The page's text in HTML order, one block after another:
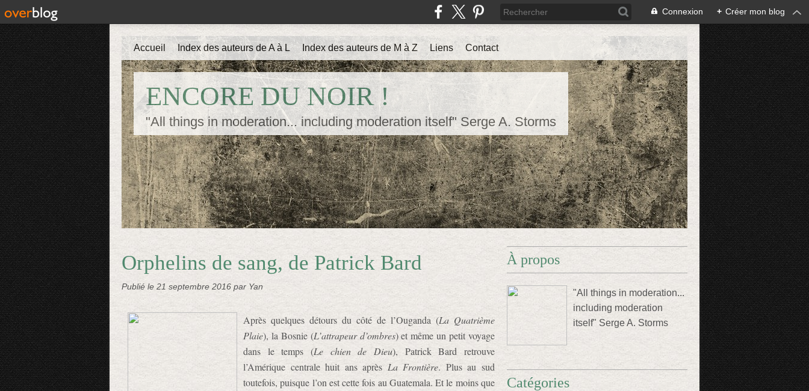
Connexion + Créer mon blog
ENCORE DU NOIR !
"All things in moderation... including moderation itself" Serge A. Storms
Accueil Index des auteurs de A à L Index des auteurs de M à Z Liens Contact
Orphelins de sang, de Patrick Bard
Publié le 21 septembre 2016 par Yan
Après quelques détours du côté de l’Ouganda (La Quatrième
Plaie), la Bosnie (L’attrapeur d’ombres) et même un petit voyage
dans le temps (Le chien de Dieu), Patrick Bard retrouve
l’Amérique centrale huit ans après La Frontière. Plus au sud
toutefois, puisque l’on est cette fois au Guatemala. Et le moins que
À propos
"All things in moderation...
including moderation
itself" Serge A. Storms
Catégories